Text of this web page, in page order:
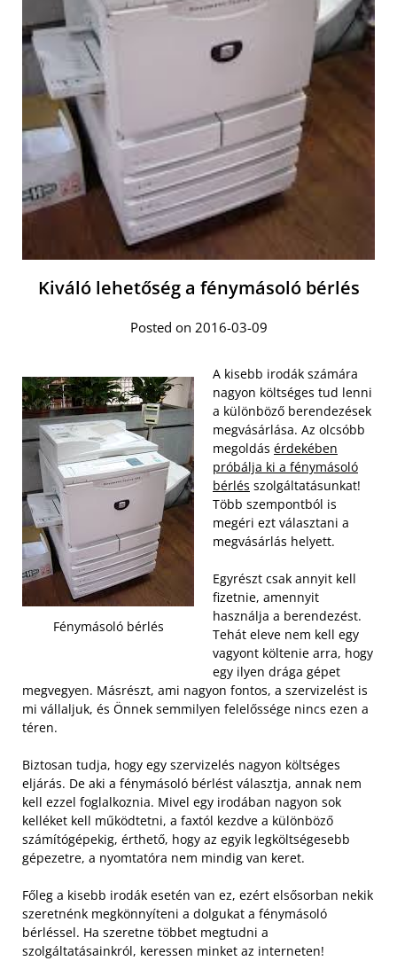
Kiváló lehetőség a fénymásoló bérlés
Posted on 2016-03-09
Fénymásoló bérlés
A kisebb irodák számára
nagyon költséges tud lenni
a különböző berendezések
megvásárlása. Az olcsóbb
megoldás érdekében
próbálja ki a fénymásoló
bérlés szolgáltatásunkat!
Több szempontból is
megéri ezt választani a
megvásárlás helyett.
Egyrészt csak annyit kell
fizetnie, amennyit
használja a berendezést.
Tehát eleve nem kell egy
vagyont költenie arra, hogy
egy ilyen drága gépet
megvegyen. Másrészt, ami nagyon fontos, a szervizelést is
mi vállaljuk, és Önnek semmilyen felelőssége nincs ezen a
téren.
Biztosan tudja, hogy egy szervizelés nagyon költséges
eljárás. De aki a fénymásoló bérlést választja, annak nem
kell ezzel foglalkoznia. Mivel egy irodában nagyon sok
kelléket kell működtetni, a faxtól kezdve a különböző
számítógépekig, érthető, hogy az egyik legköltségesebb
gépezetre, a nyomtatóra nem mindig van keret.
Főleg a kisebb irodák esetén van ez, ezért elsősorban nekik
szeretnénk megkönnyíteni a dolgukat a fénymásoló
bérléssel. Ha szeretne többet megtudni a
szolgáltatásainkról, keressen minket az interneten!